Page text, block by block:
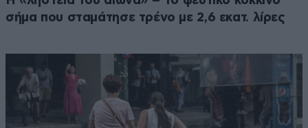
σήμα που σταμάτησε τρένο με 2,6 εκατ. λίρες